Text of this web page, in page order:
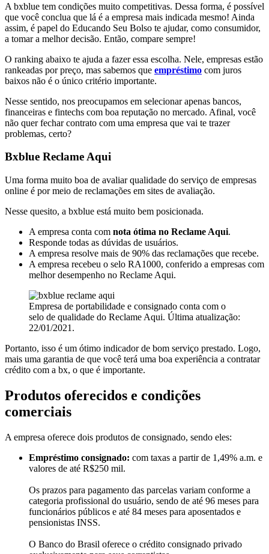
A bxblue tem condições muito competitivas. Dessa forma, é possível
que você conclua que lá é a empresa mais indicada mesmo! Ainda
assim, é papel do Educando Seu Bolso te ajudar, como consumidor,
a tomar a melhor decisão. Então, compare sempre!
O ranking abaixo te ajuda a fazer essa escolha. Nele, empresas estão
rankeadas por preço, mas sabemos que empréstimo com juros
baixos não é o único critério importante.
Nesse sentido, nos preocupamos em selecionar apenas bancos,
financeiras e fintechs com boa reputação no mercado. Afinal, você
não quer fechar contrato com uma empresa que vai te trazer
problemas, certo?
Bxblue Reclame Aqui
Uma forma muito boa de avaliar qualidade do serviço de empresas
online é por meio de reclamações em sites de avaliação.
Nesse quesito, a bxblue está muito bem posicionada.
A empresa conta com nota ótima no Reclame Aqui.
Responde todas as dúvidas de usuários.
A empresa resolve mais de 90% das reclamações que recebe.
A empresa recebeu o selo RA1000, conferido a empresas com
melhor desempenho no Reclame Aqui.
Empresa de portabilidade e consignado conta com o
selo de qualidade do Reclame Aqui. Última atualização:
22/01/2021.
Portanto, isso é um ótimo indicador de bom serviço prestado. Logo,
mais uma garantia de que você terá uma boa experiência a contratar
crédito com a bx, o que é importante.
Produtos oferecidos e condições
comerciais
A empresa oferece dois produtos de consignado, sendo eles:
Empréstimo consignado: com taxas a partir de 1,49% a.m. e
valores de até R$250 mil.
Os prazos para pagamento das parcelas variam conforme a
categoria profissional do usuário, sendo de até 96 meses para
funcionários públicos e até 84 meses para aposentados e
pensionistas INSS.
O Banco do Brasil oferece o crédito consignado privado